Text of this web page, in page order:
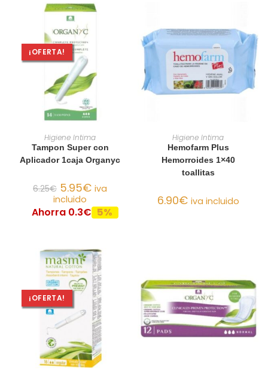
¡OFERTA!
AÑADIR AL CARRITO
Higiene Intima
Tampon Super con
Aplicador 1caja Organyc
6.25€ 5.95€ iva
incluido
Ahorra 0.3€ 5%
AÑADIR AL CARRITO
Higiene Intima
Hemofarm Plus
Hemorroides 1×40
toallitas
6.90€ iva incluido
¡OFERTA!